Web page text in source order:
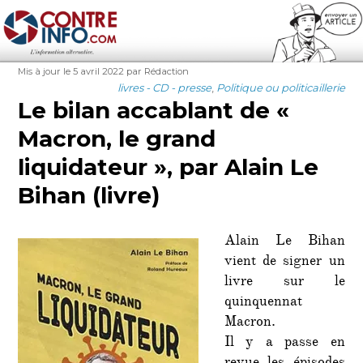
Contre-Info
Publié
Mis à jour le 5 avril 2022 Auteur
par Rédaction
Catégories
livres - CD - presse, Politique ou politicaillerie
Le bilan accablant de «
Macron, le grand
liquidateur », par Alain Le
Bihan (livre)
Alain Le Bihan
vient de signer un
livre sur le
quinquennat
Macron.
Il y a passe en